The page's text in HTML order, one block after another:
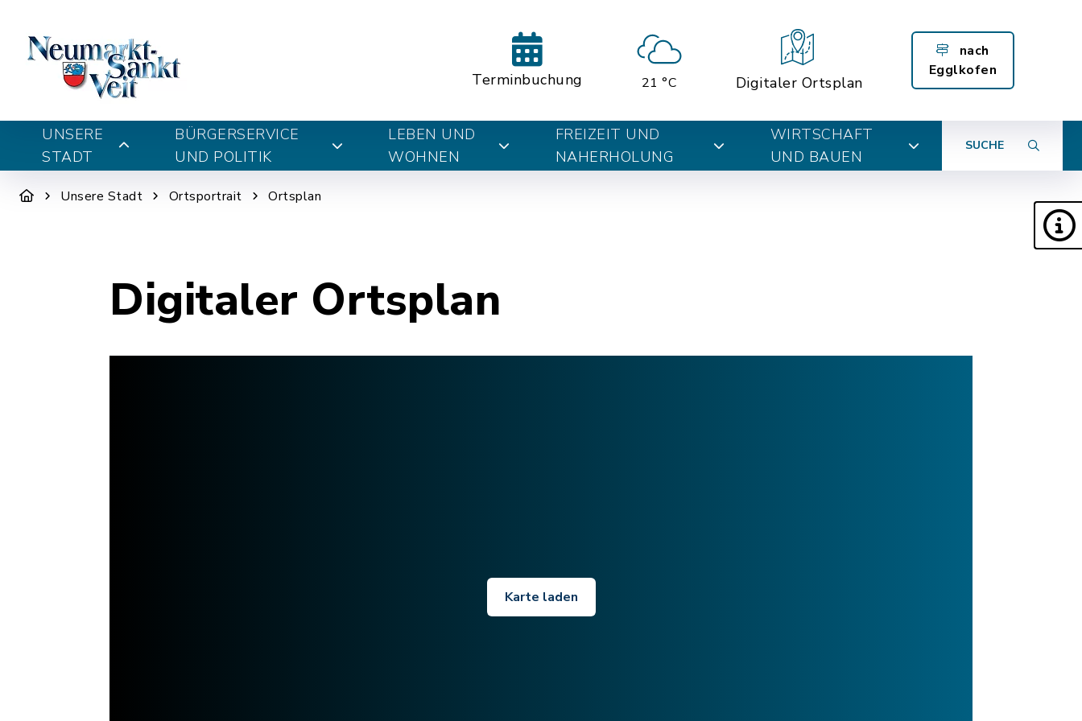
Terminbuchung 21 °C Digitaler Ortsplan
nach
Egglkofen
UNSERE
STADT
BÜRGERSERVICE
UND POLITIK
LEBEN UND
WOHNEN
FREIZEIT UND
NAHERHOLUNG
WIRTSCHAFT
UND BAUEN
SUCHE
Unsere Stadt Ortsportrait Ortsplan
Digitaler Ortsplan
Karte laden